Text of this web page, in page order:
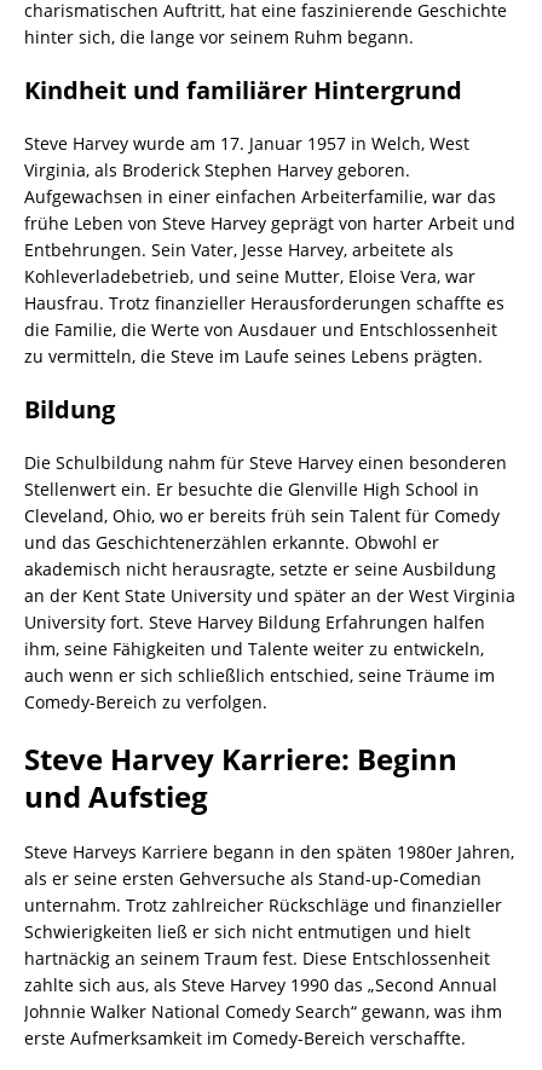
charismatischen Auftritt, hat eine faszinierende Geschichte
hinter sich, die lange vor seinem Ruhm begann.
Kindheit und familiärer Hintergrund
Steve Harvey wurde am 17. Januar 1957 in Welch, West
Virginia, als Broderick Stephen Harvey geboren.
Aufgewachsen in einer einfachen Arbeiterfamilie, war das
frühe Leben von Steve Harvey geprägt von harter Arbeit und
Entbehrungen. Sein Vater, Jesse Harvey, arbeitete als
Kohleverladebetrieb, und seine Mutter, Eloise Vera, war
Hausfrau. Trotz finanzieller Herausforderungen schaffte es
die Familie, die Werte von Ausdauer und Entschlossenheit
zu vermitteln, die Steve im Laufe seines Lebens prägten.
Bildung
Die Schulbildung nahm für Steve Harvey einen besonderen
Stellenwert ein. Er besuchte die Glenville High School in
Cleveland, Ohio, wo er bereits früh sein Talent für Comedy
und das Geschichtenerzählen erkannte. Obwohl er
akademisch nicht herausragte, setzte er seine Ausbildung
an der Kent State University und später an der West Virginia
University fort. Steve Harvey Bildung Erfahrungen halfen
ihm, seine Fähigkeiten und Talente weiter zu entwickeln,
auch wenn er sich schließlich entschied, seine Träume im
Comedy-Bereich zu verfolgen.
Steve Harvey Karriere: Beginn
und Aufstieg
Steve Harveys Karriere begann in den späten 1980er Jahren,
als er seine ersten Gehversuche als Stand-up-Comedian
unternahm. Trotz zahlreicher Rückschläge und finanzieller
Schwierigkeiten ließ er sich nicht entmutigen und hielt
hartnäckig an seinem Traum fest. Diese Entschlossenheit
zahlte sich aus, als Steve Harvey 1990 das „Second Annual
Johnnie Walker National Comedy Search“ gewann, was ihm
erste Aufmerksamkeit im Comedy-Bereich verschaffte.